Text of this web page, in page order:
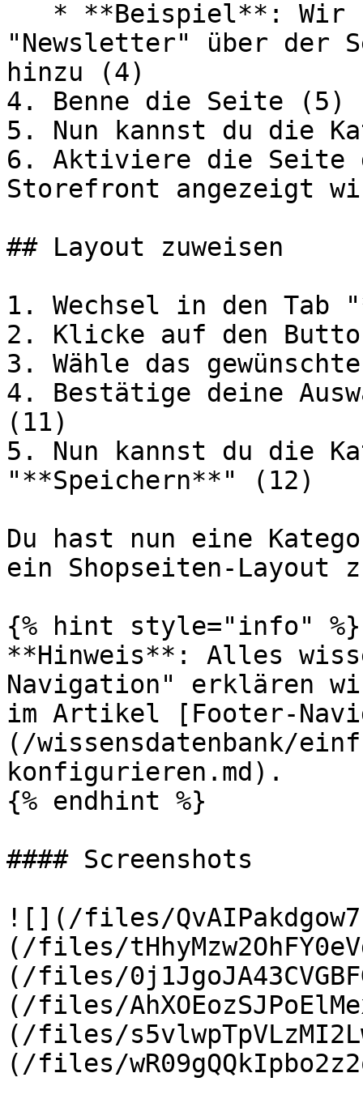
"Newsletter" über der
hinzu (4)
4. Benne die Seite
5. Nun kannst du die
6. Aktiviere die Seite
Storefront angezeigt
## Layout zuweisen
1. Wechsel in den Tab
2. Klicke auf den
3. Wähle das
4. Bestätige deine
(11)
5. Nun kannst du die
"**Speichern**" (12)
Du hast nun eine
ein Shopseiten-Layout
{% hint style="info" %}
**Hinweis**: Alles
Navigation" erklären
im Artikel [Footer-
(/wissensdatenbank/
konfigurieren.md).
{% endhint %}
#### Screenshots
![](/files/
(/files/
(/files/
(/files/
(/files/